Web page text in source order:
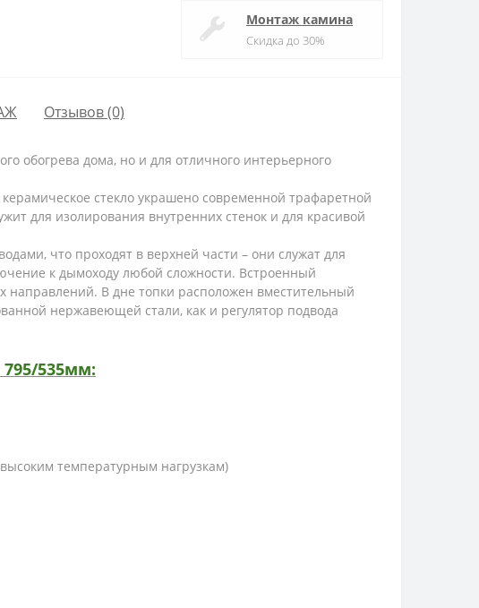
Монтаж камина
Скидка до 30%
Отзывов (0)
обогрева дома, но и для отличного интерьерного
стекло украшено современной трафаретной
для изолирования внутренних стенок и для красивой
что проходят в верхней части – они служат для
к дымоходу любой сложности. Встроенный
направлений. В дне топки расположен вместительный
нержавеющей стали, как и регулятор подвода
795/535мм:
температурным нагрузкам)